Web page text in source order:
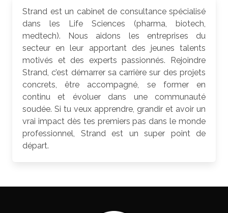
Strand est un cabinet de consultance spécialisé
dans les Life Sciences (pharma, biotech,
medtech). Nous aidons les entreprises du
secteur en leur apportant des jeunes talents
motivés et des experts passionnés. Rejoindre
Strand, c’est démarrer sa carrière sur des projets
concrets, être accompagné, se former en
continu et évoluer dans une communauté
soudée. Si tu veux apprendre, grandir et avoir un
vrai impact dès tes premiers pas dans le monde
professionnel, Strand est un super point de
départ.